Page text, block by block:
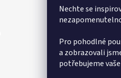
Nechte se
Pro pohodlné
a zobrazovali
potřebujeme